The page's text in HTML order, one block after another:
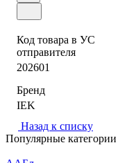
Код товара в УС
отправителя
202601
Бренд
IEK
Назад к списку
Популярные категории